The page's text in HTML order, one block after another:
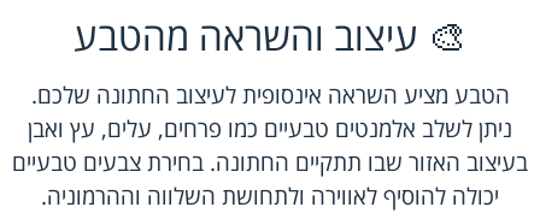
🎨 עיצוב והשראה מהטבע
הטבע מציע השראה אינסופית לעיצוב החתונה שלכם.
ניתן לשלב אלמנטים טבעיים כמו פרחים, עלים, עץ ואבן
בעיצוב האזור שבו תתקיים החתונה. בחירת צבעים טבעיים
יכולה להוסיף לאווירה ולתחושת השלווה וההרמוניה.